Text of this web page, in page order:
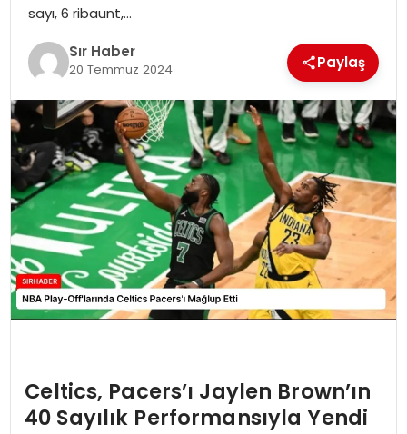
sayı, 6 ribaunt,…
Sır Haber
20 Temmuz 2024 Paylaş
Celtics, Pacers’ı Jaylen Brown’ın
40 Sayılık Performansıyla Yendi